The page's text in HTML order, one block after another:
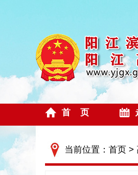
首 页
当前位置： 首页 >